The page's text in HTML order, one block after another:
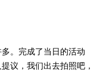
。完成了当日的活动
议，我们出去拍照吧，